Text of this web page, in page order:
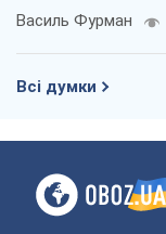
Василь Фурман
Всі думки